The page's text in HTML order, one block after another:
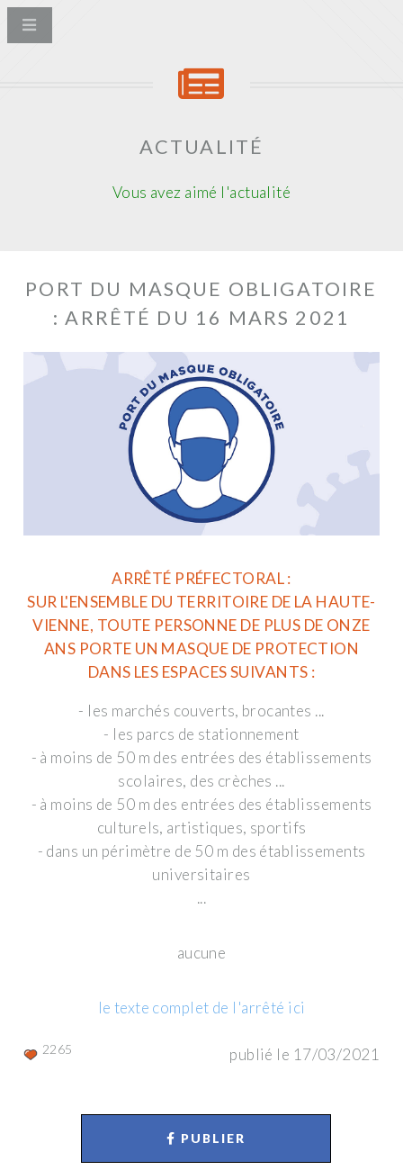
ACTUALITÉ
Vous avez aimé l'actualité
PORT DU MASQUE OBLIGATOIRE
: ARRÊTÉ DU 16 MARS 2021
ARRÊTÉ PRÉFECTORAL :
SUR L'ENSEMBLE DU TERRITOIRE DE LA HAUTE-
VIENNE, TOUTE PERSONNE DE PLUS DE ONZE
ANS PORTE UN MASQUE DE PROTECTION
DANS LES ESPACES SUIVANTS :
- les marchés couverts, brocantes ...
- les parcs de stationnement
- à moins de 50 m des entrées des établissements
scolaires, des crèches ...
- à moins de 50 m des entrées des établissements
culturels, artistiques, sportifs
- dans un périmètre de 50 m des établissements
universitaires
...
aucune
le texte complet de l'arrêté ici
publié le 17/03/2021
2265
PUBLIER